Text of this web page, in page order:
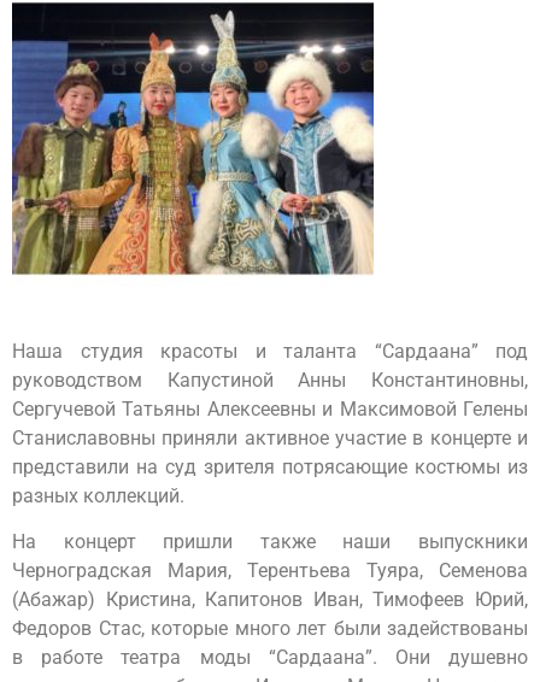
Наша студия красоты и таланта “Сардаана” под
руководством Капустиной Анны Константиновны,
Сергучевой Татьяны Алексеевны и Максимовой Гелены
Станиславовны приняли активное участие в концерте и
представили на суд зрителя потрясающие костюмы из
разных коллекций.
На концерт пришли также наши выпускники
Черноградская Мария, Терентьева Туяра, Семенова
(Абажар) Кристина, Капитонов Иван, Тимофеев Юрий,
Федоров Стас, которые много лет были задействованы
в работе театра моды “Сардаана”. Они душевно